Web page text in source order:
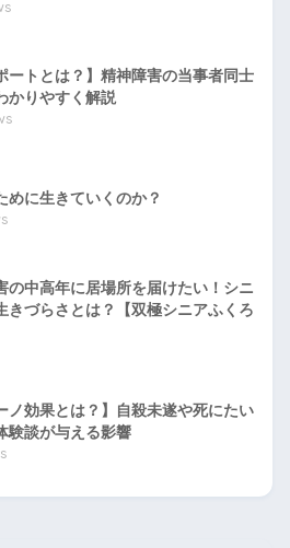
ートとは？】精神障害の当事者同士
かりやすく解説
めに生きていくのか？
の中高年に居場所を届けたい！シニ
きづらさとは？【双極シニアふくろ
ノ効果とは？】自殺未遂や死にたい
験談が与える影響